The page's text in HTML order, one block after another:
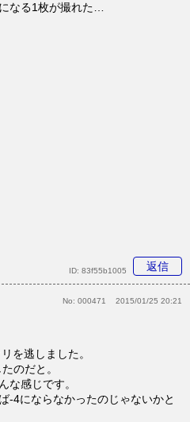
なる1枚が撮れた…
返信
ID: 83f55b1005
No: 000471 2015/01/25 20:21
を逃しました。
のだと。
な感じです。
-4にならなかったのじゃないかと